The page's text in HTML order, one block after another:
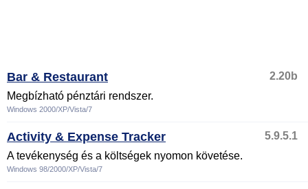
Bar & Restaurant
2.20b
Megbízható pénztári rendszer.
Windows 2000/XP/Vista/7
Activity & Expense Tracker
5.9.5.1
A tevékenység és a költségek nyomon követése.
Windows 98/2000/XP/Vista/7